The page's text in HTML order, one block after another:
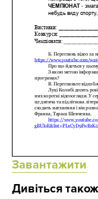
Завантажити
Дивіться